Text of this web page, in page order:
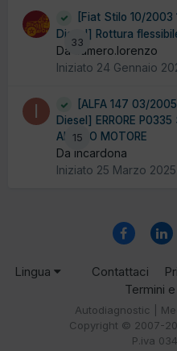
33
[Fiat Stilo 10/
Diesel] Rottura
Da cumero.lorenzo
Iniziato 24 Gennaio
15
[ALFA 147 03/
Diesel] ERRORE P0335
ALBERO MOTORE
Da incardona
Iniziato 25 Marzo 2025
Lingua Contattaci
Termini
Autodiagnostic |
Copyright © 2007-
P.iva